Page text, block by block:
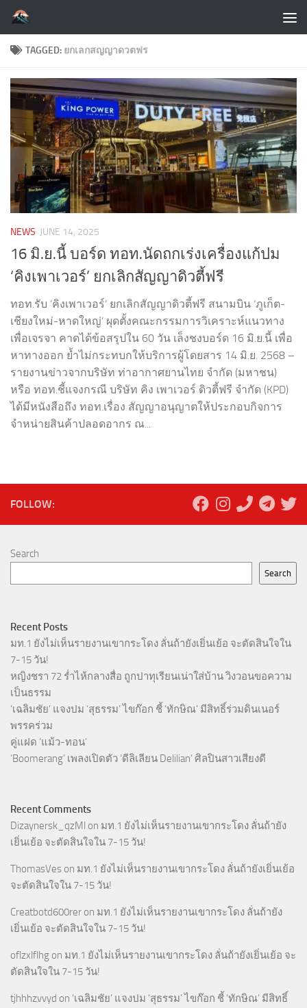
Skip to content
TAGGED: ยกเลกสญญาดวตฟร
NEWS JUNE 14, 2025
16 มิ.ย.นี้ บอร์ด ทอท.นัดถกเร่งเครื่องแก้ปม
‘คิงเพาเวอร์’ ยกเลิกสัญญาดิวตี้ฟรี
ทอท.รับ ‘คิงเพาเวอร์’ ยกเลิกสัญญาดิวตี้ฟรี สนามบิน ‘ภูเก็ต-
เชียงใหม่-หาดใหญ่’ ผุดตั้งคณะกรรมการวิเคราะห์แนวทาง
เพื่อเจรจา คาดได้ข้อสรุปใน 60 วัน เล็งชงบอร์ด 16 มิ.ย.นี้ เพื่อ
หาทางออก ย้ำไม่กระทบกให้บริการผู้โดยสาร 14 มิ.ย. 2568 –
รายงานข่าวจากบริษัท ท่าอากาศยานไทย จำกัด (มหาชน)
หรือ ทอท.ชี้แจงกรณี บริษัท คิง เพาเวอร์ ดิวตี้ฟรี จำกัด (KPD)
ได้มีหนังสือถึง ทอท.เรื่อง สัญญาอนุญาตให้ประกอบกิจการ
จำหน่ายสินค้าปลอดอากร ณ...
FOLLOW:
Search
Search
Recent Posts
มท.1 ยังไม่เห็นรายงานเขากระโดง ลั่นถ้ายังเยิ่นเย้อ จะตัดสินใจใน
7-15 วัน!
หญิงชรา 72 ร่ำไห้กลางสื่อ ถูกปาทุเรียนเน่าใส่บ้าน วิงวอนขอความ
เป็นธรรม
‘เฉลิมชัย’ แจงปม ‘สุธรรม’ ไขก๊อก ชี้ ‘ทักษิณ’ มีสิทธิ์ร่วมดินเนอร์
พรรคร่วม
คู่แฝด ‘แม้ว-ทอน’
‘Boomerang’ เพลงเปิดตัว ‘ดีลิเลียน Delilian’ ศิลปินสาวเสียงดี
Recent Comments
Dizaynersk_qzMl on มท.1 ยังไม่เห็นรายงานเขากระโดง ลั่นถ้ายัง
เยิ่นเย้อ จะตัดสินใจใน 7-15 วัน!
ThomasVes on มท.1 ยังไม่เห็นรายงานเขากระโดง ลั่นถ้ายังเยิ่นเย้อ
จะตัดสินใจใน 7-15 วัน!
Creatbotd600rer on มท.1 ยังไม่เห็นรายงานเขากระโดง ลั่นถ้ายัง
เยิ่นเย้อ จะตัดสินใจใน 7-15 วัน!
oflzxlflhg on มท.1 ยังไม่เห็นรายงานเขากระโดง ลั่นถ้ายังเยิ่นเย้อ จะ
ตัดสินใจใน 7-15 วัน!
tjhhhzvvyd on ‘เฉลิมชัย’ แจงปม ‘สุธรรม’ ไขก๊อก ชี้ ‘ทักษิณ’ มีสิทธิ์